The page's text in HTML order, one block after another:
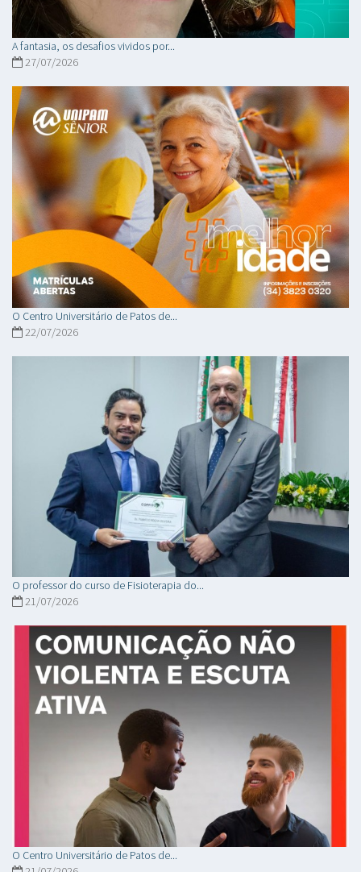
A fantasia, os desafios vividos por...
27/07/2026
O Centro Universitário de Patos de...
22/07/2026
O professor do curso de Fisioterapia do...
21/07/2026
O Centro Universitário de Patos de...